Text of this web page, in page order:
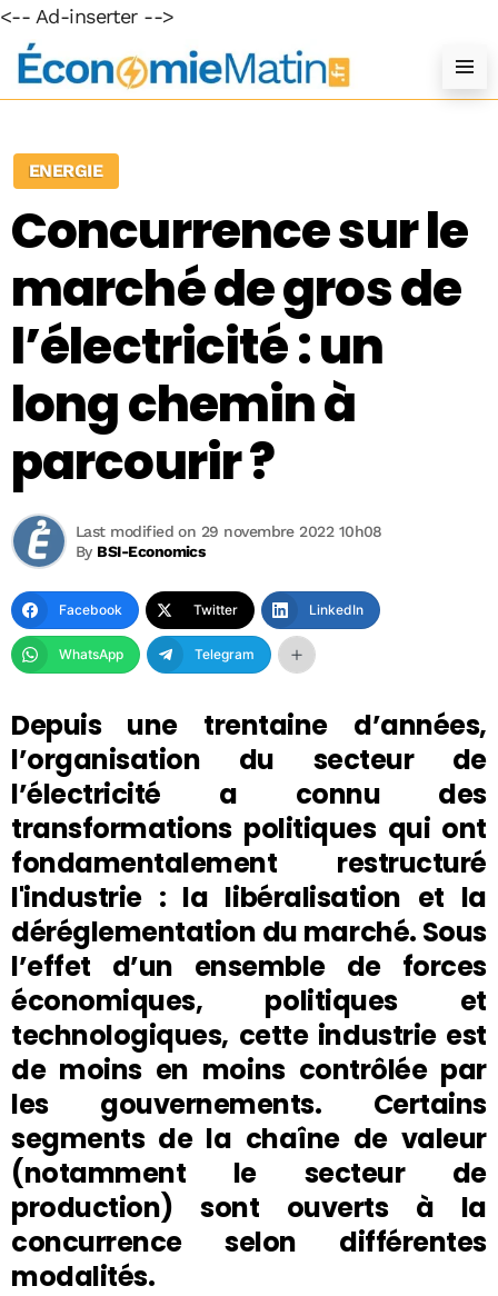
<-- Ad-inserter -->
ENERGIE
Concurrence sur le
marché de gros de
l’électricité : un
long chemin à
parcourir ?
By BSI-Economics
Last modified on 29 novembre 2022 10h08
Facebook Twitter LinkedIn
WhatsApp Telegram
Depuis une trentaine d’années,
l’organisation du secteur de
l’électricité a connu des
transformations politiques qui ont
fondamentalement restructuré
l'industrie : la libéralisation et la
déréglementation du marché. Sous
l’effet d’un ensemble de forces
économiques, politiques et
technologiques, cette industrie est
de moins en moins contrôlée par
les gouvernements. Certains
segments de la chaîne de valeur
(notamment le secteur de
production) sont ouverts à la
concurrence selon différentes
modalités.